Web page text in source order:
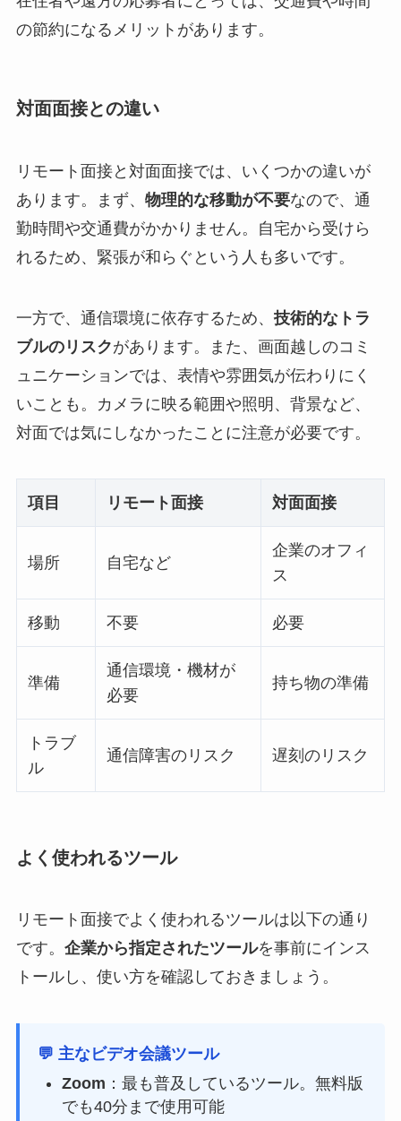
の節約になるメリットがあります。
対面面接との違い
リモート面接と対面面接では、いくつかの違いが
あります。まず、 物理的な移動が不要なので、通
勤時間や交通費がかかりません。自宅から受けら
れるため、緊張が和らぐという人も多いです。
一方で、通信環境に依存するため、 技術的なトラ
ブルのリスクがあります。また、画面越しのコミ
ュニケーションでは、表情や雰囲気が伝わりにく
いことも。カメラに映る範囲や照明、背景など、
対面では気にしなかったことに注意が必要です。
項目 リモート面接 対面面接
場所 自宅など
企業のオフィ
ス
移動 不要 必要
準備
通信環境・機材が
必要
持ち物の準備
トラブ
ル
通信障害のリスク 遅刻のリスク
よく使われるツール
リモート面接でよく使われるツールは以下の通り
です。 企業から指定されたツールを事前にインス
トールし、使い方を確認しておきましょう。
💬 主なビデオ会議ツール
Zoom ：最も普及しているツール。無料版
でも40分まで使用可能